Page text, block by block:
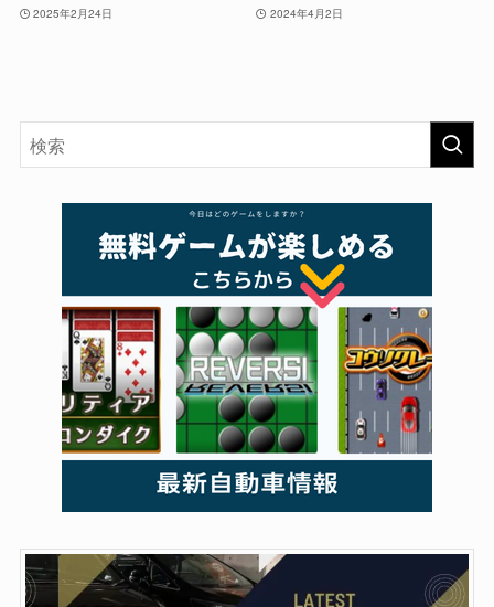
2025年2月24日 2024年4月2日